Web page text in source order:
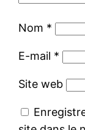
Nom *
E-mail *
Site web